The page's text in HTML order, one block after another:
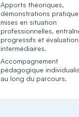
Apports théoriques,
démonstrations
mises en situation
professionnelles,
progressifs et
intermédiaires.
Accompagnement
pédagogique
au long du parcours.